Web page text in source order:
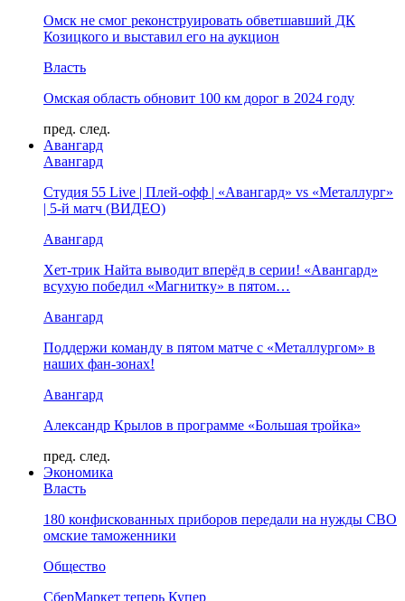
Омск не смог реконструировать обветшавший ДК
Козицкого и выставил его на аукцион
Власть
Омская область обновит 100 км дорог в 2024 году
пред. след.
Авангард
Авангард
Студия 55 Live | Плей-офф | «Авангард» vs «Металлург»
| 5-й матч (ВИДЕО)
Авангард
Хет-трик Найта выводит вперёд в серии! «Авангард»
всухую победил «Магнитку» в пятом…
Авангард
Поддержи команду в пятом матче с «Металлургом» в
наших фан-зонах!
Авангард
Александр Крылов в программе «Большая тройка»
пред. след.
Экономика
Власть
180 конфискованных приборов передали на нужды СВО
омские таможенники
Общество
СберМаркет теперь Купер